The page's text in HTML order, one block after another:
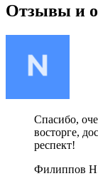
Отзывы и
Спасибо,
восторге,
респект!
Филиппов